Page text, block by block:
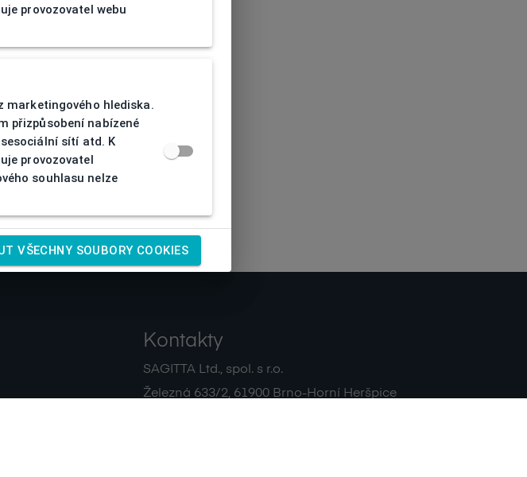
Kontakty
SAGITTA Ltd., spol. s r.o.
Železná 633/2, 61900 Brno-Horní Heršpice
provozovatel webu
marketingového hlediska.
přizpůsobení nabízené
sítí atd. K
provozovatel
souhlasu nelze
VŠECHNY SOUBORY COOKIES